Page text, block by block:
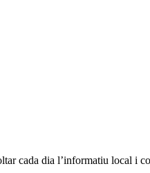
cada dia l’informatiu local